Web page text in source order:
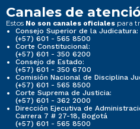
Canales de
Estos No son canales oficiales para
Consejo Superior de la Judicatura:
(+57) 601 - 565 8500
Corte Constitucional:
(+57) 601 - 350 6200
Consejo de Estado:
(+57) 601 - 350 6700
Comisión Nacional de Disciplina
(+57) 601 - 565 8500
Corte Suprema de Justicia:
(+57) 601 - 362 2000
Dirección Ejecutiva de
Carrera 7 # 27-18, Bogotá
(+57) 601 - 565 8500